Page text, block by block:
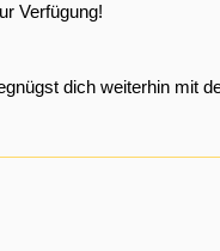
Verfügung!
dich weiterhin mit